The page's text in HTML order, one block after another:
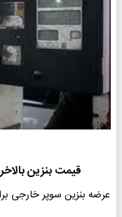
قیمت بنزین بالاخره
عرضه بنزین سوپر خارجی